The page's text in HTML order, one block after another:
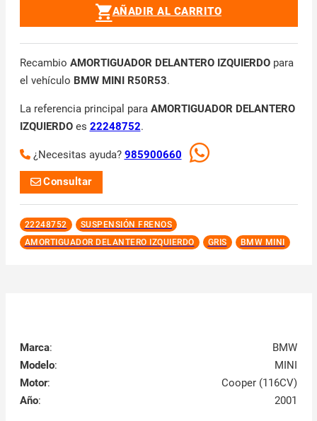
AÑADIR AL CARRITO
Recambio AMORTIGUADOR DELANTERO IZQUIERDOpara
el vehículo BMW MINI R50R53.
La referencia principal para AMORTIGUADOR DELANTERO
IZQUIERDOes 22248752.
¿Necesitas ayuda? 985900660
Consultar
22248752
SUSPENSIÓN FRENOS
AMORTIGUADOR DELANTERO IZQUIERDO
GRIS BMW MINI
Marca:
BMW
Modelo:
MINI
Motor:
Cooper (116CV)
Año: 2001